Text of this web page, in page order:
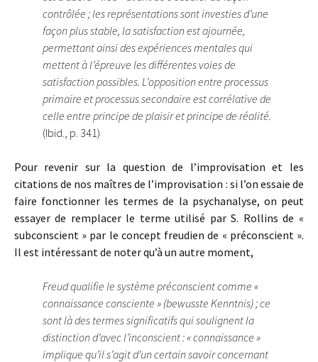
contrôlée ; les représentations sont investies d’une
façon plus stable, la satisfaction est ajournée,
permettant ainsi des expériences mentales qui
mettent à l’épreuve les différentes voies de
satisfaction possibles. L’opposition entre processus
primaire et processus secondaire est corrélative de
celle entre principe de plaisir et principe de réalité.
(Ibid., p. 341)
Pour revenir sur la question de l’improvisation et les
citations de nos maîtres de l’improvisation : si l’on essaie de
faire fonctionner les termes de la psychanalyse, on peut
essayer de remplacer le terme utilisé par S. Rollins de «
subconscient » par le concept freudien de « préconscient ».
Il est intéressant de noter qu’à un autre moment,
Freud qualifie le système préconscient comme «
connaissance consciente » (bewusste Kenntnis) ; ce
sont là des termes significatifs qui soulignent la
distinction d’avec l’inconscient : « connaissance »
implique qu’il s’agit d’un certain savoir concernant